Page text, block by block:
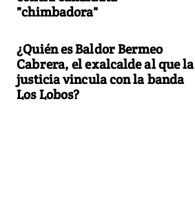
"chimbadora"
¿Quién es Baldor Bermeo
Cabrera, el exalcalde al que la
justicia vincula con la banda
Los Lobos?